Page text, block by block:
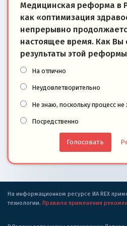
Медицинская реформа в
как «оптимизация
непрерывно
настоящее время. Как Вы
результаты этой
На отлично
Неудовлетворительно
Не знаю, поскольку процесс не
Посредственно
На информационном ресурсе ИА REX
технологии. Правила применения